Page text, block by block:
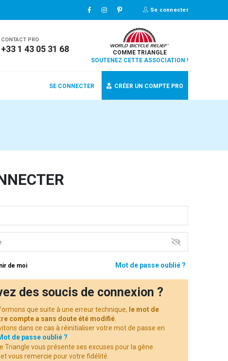
Se connecter
CONTACT PRO
+33 1 43 05 31 68
COMME TRIANGLE
SOUTENEZ CETTE ASSOCIATION !
SE CONNECTER CRÉER UN COMPTE PRO
de moi Mot de passe oublié ?
des soucis de connexion ?
que suite à une erreur technique, le mot de
compte a sans doute été modifié.
dans ce cas à réinitialiser votre mot de passe en
de passe oublié ?
Triangle vous présente ses excuses pour la gêne
vous remercie pour votre fidélité.